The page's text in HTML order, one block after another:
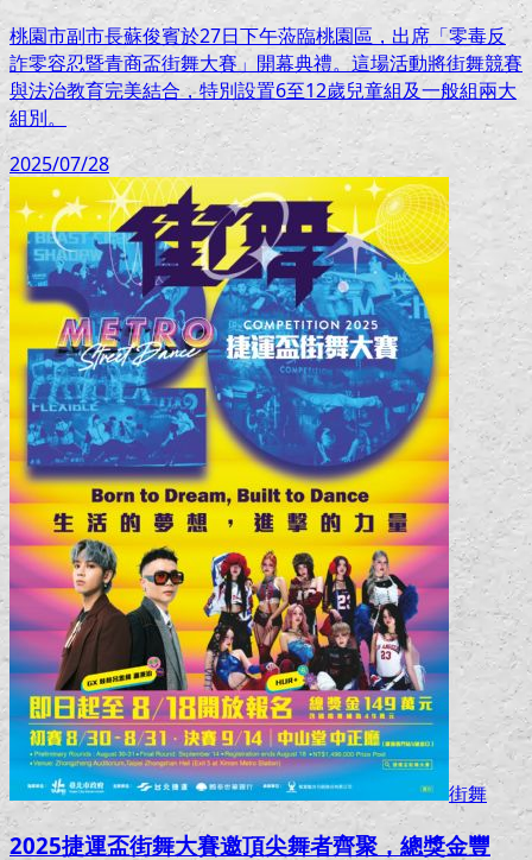
桃園市副市長蘇俊賓於27日下午蒞臨桃園區，出席「零毒反
詐零容忍暨青商盃街舞大賽」開幕典禮。這場活動將街舞競賽
與法治教育完美結合，特別設置6至12歲兒童組及一般組兩大
組別。
2025/07/28
街舞
2025捷運盃街舞大賽邀頂尖舞者齊聚，總獎金豐